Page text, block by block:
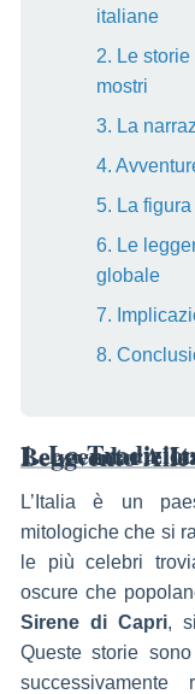
italiane
2. Le
mostri
3. La
4.
5. La
6. Le
globale
7.
8.
1. La Tradizione Delle Creature Leggendarie
L’Italia è un
mitologiche che si
le più celebri
oscure che
Sirene di Capri,
Queste storie